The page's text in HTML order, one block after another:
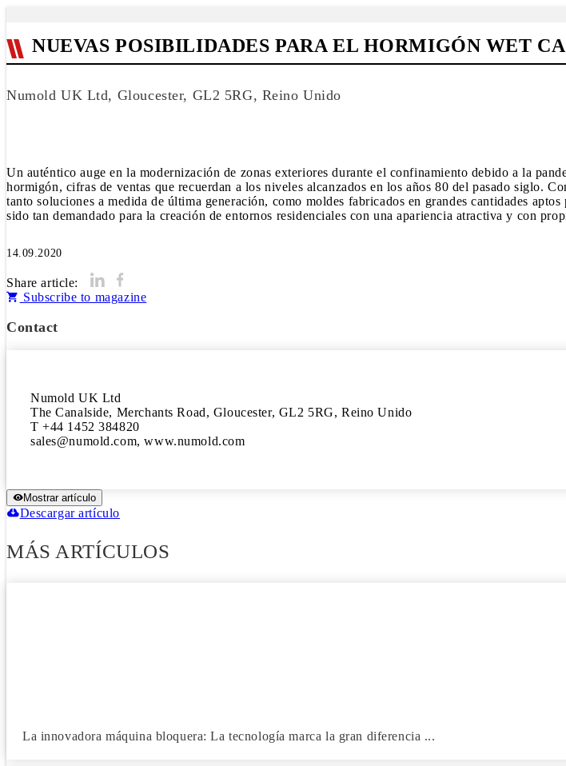
NUEVAS POSIBILIDADES PARA EL HORMIGÓN WET
Numold UK Ltd, Gloucester, GL2 5RG, Reino Unido
Un auténtico auge en la modernización de zonas exteriores durante el confinamiento debido a la
hormigón, cifras de ventas que recuerdan a los niveles alcanzados en los años 80 del pasado siglo.
tanto soluciones a medida de última generación, como moldes fabricados en grandes cantidades
sido tan demandado para la creación de entornos residenciales con una apariencia atractiva y con
14.09.2020
Share article:
Subscribe to magazine
Contact
Numold UK Ltd
The Canalside, Merchants Road, Gloucester, GL2 5RG, Reino Unido
T +44 1452 384820
sales@numold.com, www.numold.com
Mostrar artículo
Descargar artículo
MÁS ARTÍCULOS
La innovadora máquina bloquera: La tecnología marca la gran diferencia ...